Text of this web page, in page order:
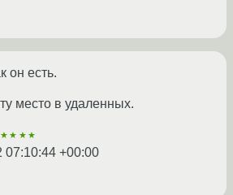
он есть.
место в удаленных.
07:10:44 +00:00